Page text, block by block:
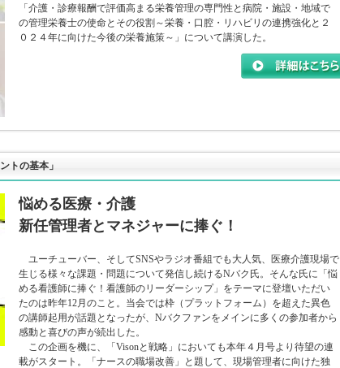
「介護・診療報酬で評価高まる栄養管理の専門性と病院・施設・地域で
の管理栄養士の使命とその役割～栄養・口腔・リハビリの連携強化と２
０２４年に向けた今後の栄養施策～」について講演した。
トの基本」
悩める医療・介護
新任管理者とマネジャーに捧ぐ！
ユーチューバー、そしてSNSやラジオ番組でも大人気、医療介護現場で
生じる様々な課題・問題について発信し続けるNバク氏。そんな氏に「悩
める看護師に捧ぐ！看護師のリーダーシップ」をテーマに登壇いただい
たのは昨年12月のこと。当会では枠（プラットフォーム）を超えた異色
の講師起用が話題となったが、Nバクファンをメインに多くの参加者から
感動と喜びの声が続出した。
この企画を機に、「Visonと戦略」においても本年４月号より待望の連
載がスタート。「ナースの職場改善」と題して、現場管理者に向けた独